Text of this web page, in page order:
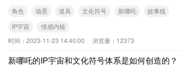
抗
角色 场景 道具 文化符号 新哪吒
故事线
IP宇宙
情感内核
时间： 2023-11-23 14:40:00 浏览量： 12373
新哪吒的IP宇宙和文化符号体系是如何创造的？